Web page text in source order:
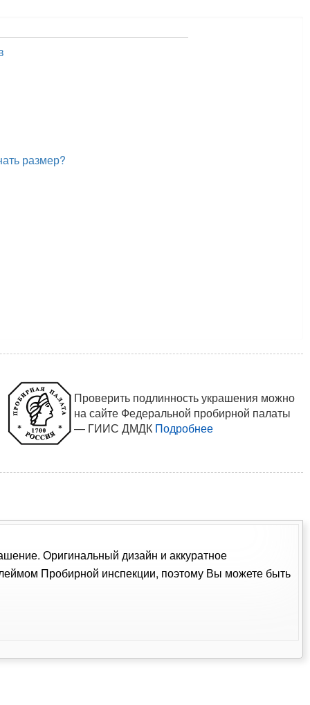
размер?
Проверить подлинность украшения можно
на сайте Федеральной пробирной палаты
— ГИИС ДМДК Подробнее
Оригинальный дизайн и аккуратное
Пробирной инспекции, поэтому Вы можете быть